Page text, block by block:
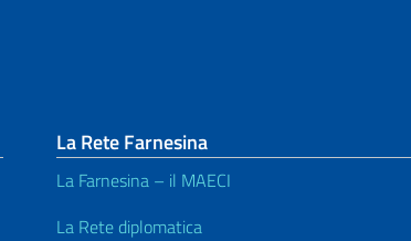
La Rete Farnesina
La Farnesina – il MAECI
La Rete diplomatica